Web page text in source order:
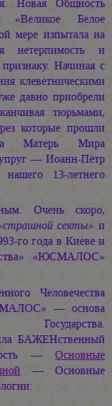
Новая Общность
«Великое Белое
мере изпытала на
нетерпимость и
Начиная с
клеветническими
давно приобрели
тюрьмами,
которые прошли
Матерь Мира
— Иоанн-Пётр
13-летнего
Очень скоро,
секты» и
го года в Киеве и
«ЮСМАЛОС»
Человечества
— основа
БАЖЕНственный
— Основные
— Основные